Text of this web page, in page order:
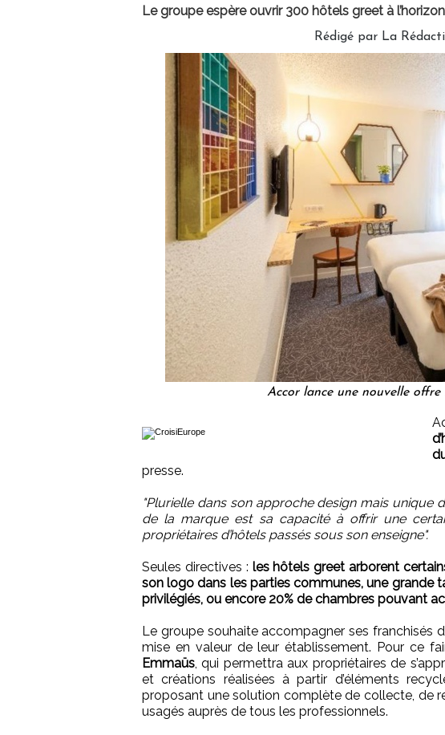
Le groupe espère ouvrir 300 hôtels greet à
Rédigé par La
Accor lance une nouvelle
presse.
"Plurielle dans son approche design mais unique
de la marque est sa capacité à offrir une
propriétaires d’hôtels passés sous son enseigne".
Seules directives : les hôtels greet arborent
son logo dans les parties communes, une grande
privilégiés, ou encore 20% de chambres pouvant
Le groupe souhaite accompagner ses franchisés
mise en valeur de leur établissement. Pour ce
Emmaüs, qui permettra aux propriétaires de
et créations réalisées à partir d’éléments
proposant une solution complète de collecte, de
usagés auprès de tous les professionnels.